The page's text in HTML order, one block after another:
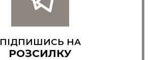
ПІДПИШИСЬ НА
РОЗСИЛКУ